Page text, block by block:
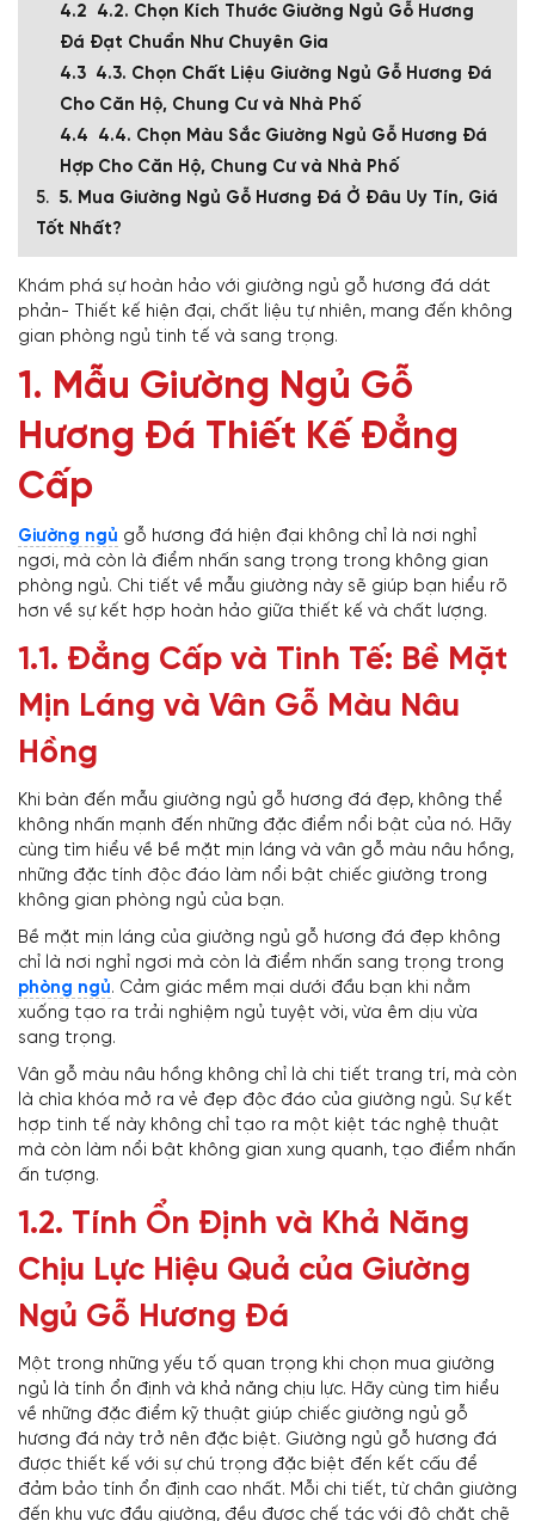
4.2. Chọn Kích Thước Giường Ngủ Gỗ Hương
Đá Đạt Chuẩn Như Chuyên Gia
4.3. Chọn Chất Liệu Giường Ngủ Gỗ Hương Đá
Cho Căn Hộ, Chung Cư và Nhà Phố
4.4. Chọn Màu Sắc Giường Ngủ Gỗ Hương Đá
Hợp Cho Căn Hộ, Chung Cư và Nhà Phố
5. Mua Giường Ngủ Gỗ Hương Đá Ở Đâu Uy Tín, Giá
Tốt Nhất?
Khám phá sự hoàn hảo với giường ngủ gỗ hương đá dát
phản- Thiết kế hiện đại, chất liệu tự nhiên, mang đến không
gian phòng ngủ tinh tế và sang trọng.
1. Mẫu Giường Ngủ Gỗ
Hương Đá Thiết Kế Đẳng
Cấp
Giường ngủ gỗ hương đá hiện đại không chỉ là nơi nghỉ
ngơi, mà còn là điểm nhấn sang trọng trong không gian
phòng ngủ. Chi tiết về mẫu giường này sẽ giúp bạn hiểu rõ
hơn về sự kết hợp hoàn hảo giữa thiết kế và chất lượng.
1.1. Đẳng Cấp và Tinh Tế: Bề Mặt
Mịn Láng và Vân Gỗ Màu Nâu
Hồng
Khi bàn đến mẫu giường ngủ gỗ hương đá đẹp, không thể
không nhấn mạnh đến những đặc điểm nổi bật của nó. Hãy
cùng tìm hiểu về bề mặt mịn láng và vân gỗ màu nâu hồng,
những đặc tính độc đáo làm nổi bật chiếc giường trong
không gian phòng ngủ của bạn.
Bề mặt mịn láng của giường ngủ gỗ hương đá đẹp không
chỉ là nơi nghỉ ngơi mà còn là điểm nhấn sang trọng trong
phòng ngủ. Cảm giác mềm mại dưới đầu bạn khi nằm
xuống tạo ra trải nghiệm ngủ tuyệt vời, vừa êm dịu vừa
sang trọng.
Vân gỗ màu nâu hồng không chỉ là chi tiết trang trí, mà còn
là chìa khóa mở ra vẻ đẹp độc đáo của giường ngủ. Sự kết
hợp tinh tế này không chỉ tạo ra một kiệt tác nghệ thuật
mà còn làm nổi bật không gian xung quanh, tạo điểm nhấn
ấn tượng.
1.2. Tính Ổn Định và Khả Năng
Chịu Lực Hiệu Quả của Giường
Ngủ Gỗ Hương Đá
Một trong những yếu tố quan trọng khi chọn mua giường
ngủ là tính ổn định và khả năng chịu lực. Hãy cùng tìm hiểu
về những đặc điểm kỹ thuật giúp chiếc giường ngủ gỗ
hương đá này trở nên đặc biệt. Giường ngủ gỗ hương đá
được thiết kế với sự chú trọng đặc biệt đến kết cấu để
đảm bảo tính ổn định cao nhất. Mỗi chi tiết, từ chân giường
đến khu vực đầu giường, đều được chế tác với độ chặt chẽ